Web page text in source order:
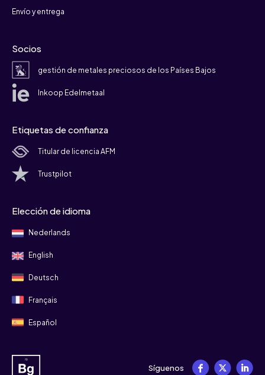
Envío y entrega
Socios
gestión de metales preciosos de los Países Bajos
Inkoop Edelmetaal
Etiquetas de confianza
Titular de licencia AFM
Trustpilot
Elección de idioma
Nederlands
English
Deutsch
Français
Español
Síguenos